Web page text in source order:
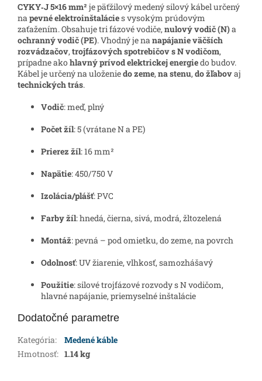
CYKY‑J 5×16 mm² je päťžilový medený silový kábel určený
napevné elektroinštalácies vysokým prúdovým
zaťažením. Obsahuje tri fázové vodiče,nulový vodič (N)a
ochranný vodič (PE). Vhodný je nanapájanie väčších
rozvádzačov,trojfázových spotrebičov s N vodičom,
prípadne akohlavný prívod elektrickej energiedo budov.
Kábel je určený na uloženiedo zeme,na stenu,do žľabovaj
technických trás.
Vodič: meď, plný
Počet žíl: 5 (vrátane N a PE)
Prierez žíl: 16 mm²
Napätie: 450/750 V
Izolácia/plášť: PVC
Farby žíl: hnedá, čierna, sivá, modrá, žltozelená
Montáž: pevná – pod omietku, do zeme, na povrch
Odolnosť: UV žiarenie, vlhkosť, samozhášavý
Použitie: silové trojfázové rozvody s N vodičom,
hlavné napájanie, priemyselné inštalácie
Dodatočné parametre
Kategória:
Medené káble
Hmotnosť: 1.14 kg